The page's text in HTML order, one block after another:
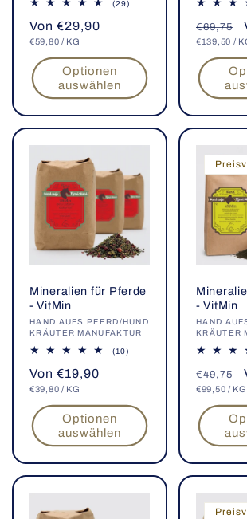
(29)
Normaler
Preis
Von €29,90
GRUNDPREIS
€59,80 / PRO
KG
Optionen
auswählen
Preis
€69,75
€139,50 /
Mineralien für Pferde
- VitMin
Anbieter:
HAND AUFS PFERD/HUND
KRÄUTER MANUFAKTUR
(10)
Normaler
Preis
Von €19,90
GRUNDPREIS
€39,80 / PRO
KG
Optionen
auswählen
- VitMin
Anbieter:
HAND
KRÄUTER
Preis
€49,75
€99,50 / KG